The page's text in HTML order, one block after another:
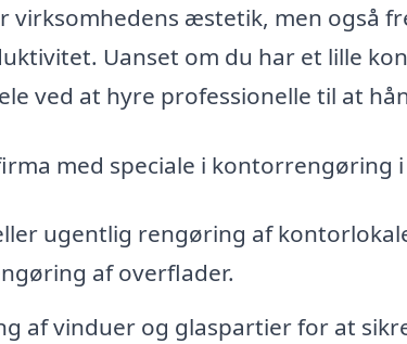
virksomhedens æstetik, men også
Uanset om du har et lille
ved at hyre professionelle til at
med speciale i kontorrengøring
ugentlig rengøring af
af overflader.
af vinduer og glaspartier for at